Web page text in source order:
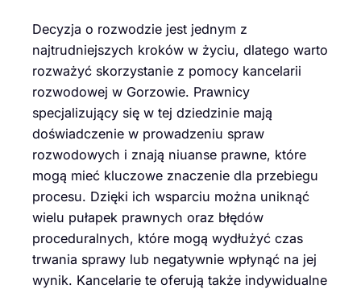
Decyzja o rozwodzie jest jednym z
najtrudniejszych kroków w życiu, dlatego warto
rozważyć skorzystanie z pomocy kancelarii
rozwodowej w Gorzowie. Prawnicy
specjalizujący się w tej dziedzinie mają
doświadczenie w prowadzeniu spraw
rozwodowych i znają niuanse prawne, które
mogą mieć kluczowe znaczenie dla przebiegu
procesu. Dzięki ich wsparciu można uniknąć
wielu pułapek prawnych oraz błędów
proceduralnych, które mogą wydłużyć czas
trwania sprawy lub negatywnie wpłynąć na jej
wynik. Kancelarie te oferują także indywidualne